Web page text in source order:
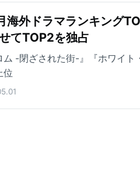
海外ドラマランキング
てTOP2を独占
ム -閉ざされた街-』『ホワイ
位